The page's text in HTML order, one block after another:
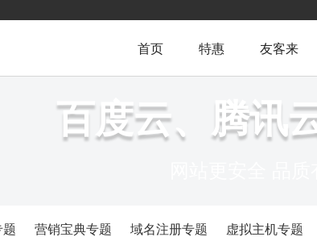
首页 特惠 友客来
百度云、腾讯
题 营销宝典专题 域名注册专题 虚拟主机专题